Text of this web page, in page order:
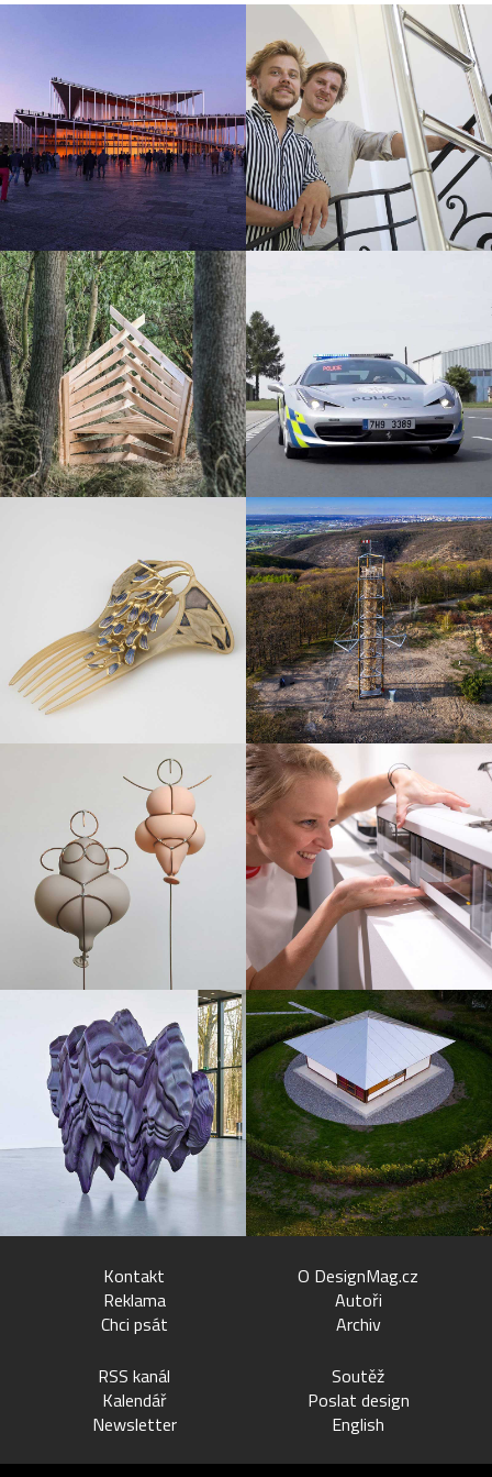
Kontakt
Reklama
Chci psát
O DesignMag.cz
Autoři
Archiv
RSS kanál
Kalendář
Newsletter
Soutěž
Poslat design
English